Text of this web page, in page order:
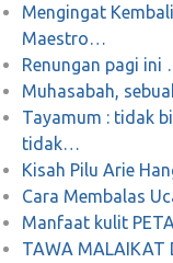
Puisi
Tentang Tuhan
Januari 11, 2018
DEBAT KE
melawan
Mengingat
Maestro…
Renungan pagi
Muhasabah,
Tayamum : tidak
tidak…
Kisah Pilu Arie
Cara Membalas
Manfaat kulit
TAWA MALAIKAT